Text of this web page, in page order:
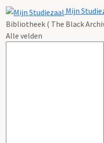
Mijn
Bibliotheek ( The Black
Alle velden